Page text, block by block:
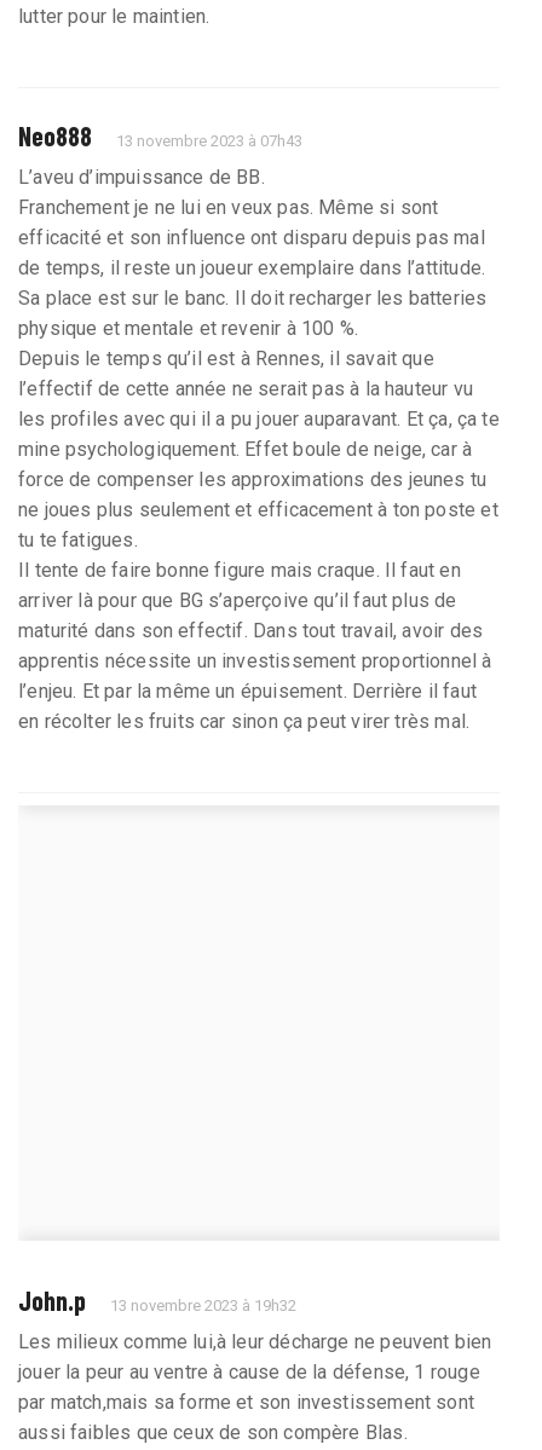
lutter pour le maintien.
Neo888 13 novembre 2023 à 07h43
L’aveu d’impuissance de BB.
Franchement je ne lui en veux pas. Même si sont
efficacité et son influence ont disparu depuis pas mal
de temps, il reste un joueur exemplaire dans l’attitude.
Sa place est sur le banc. Il doit recharger les batteries
physique et mentale et revenir à 100 %.
Depuis le temps qu’il est à Rennes, il savait que
l’effectif de cette année ne serait pas à la hauteur vu
les profiles avec qui il a pu jouer auparavant. Et ça, ça te
mine psychologiquement. Effet boule de neige, car à
force de compenser les approximations des jeunes tu
ne joues plus seulement et efficacement à ton poste et
tu te fatigues.
Il tente de faire bonne figure mais craque. Il faut en
arriver là pour que BG s’aperçoive qu’il faut plus de
maturité dans son effectif. Dans tout travail, avoir des
apprentis nécessite un investissement proportionnel à
l’enjeu. Et par la même un épuisement. Derrière il faut
en récolter les fruits car sinon ça peut virer très mal.
John.p 13 novembre 2023 à 19h32
Les milieux comme lui,à leur décharge ne peuvent bien
jouer la peur au ventre à cause de la défense, 1 rouge
par match,mais sa forme et son investissement sont
aussi faibles que ceux de son compère Blas.